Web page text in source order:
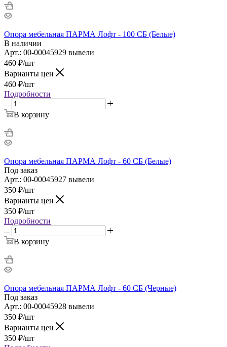
Опора мебельная ПАРМА Лофт - 100 СБ (Белые)
В наличии
Арт.: 00-00045929 вывели
460 ₽/шт
Варианты цен
460 ₽/шт
Подробности
В корзину
Опора мебельная ПАРМА Лофт - 60 СБ (Белые)
Под заказ
Арт.: 00-00045927 вывели
350 ₽/шт
Варианты цен
350 ₽/шт
Подробности
В корзину
Опора мебельная ПАРМА Лофт - 60 СБ (Черные)
Под заказ
Арт.: 00-00045928 вывели
350 ₽/шт
Варианты цен
350 ₽/шт